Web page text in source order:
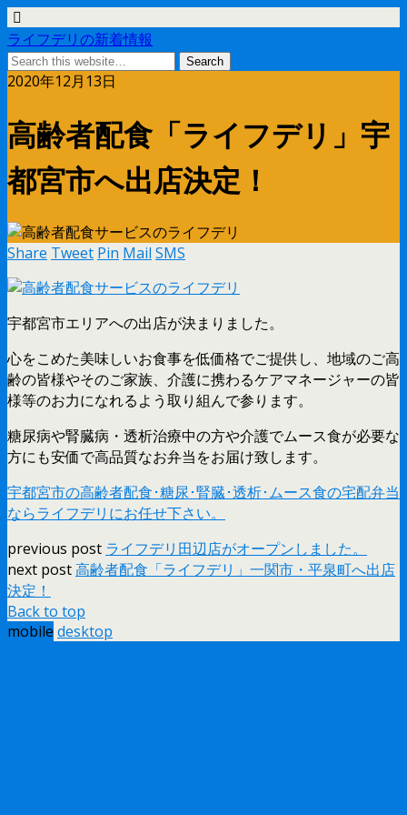
ライフデリの新着情報
2020年12月13日
高齢者配食「ライフデリ」宇
都宮市へ出店決定！
Share Tweet Pin Mail SMS
宇都宮市エリアへの出店が決まりました。
心をこめた美味しいお食事を低価格でご提供し、地域のご高
齢の皆様やそのご家族、介護に携わるケアマネージャーの皆
様等のお力になれるよう取り組んで参ります。
糖尿病や腎臓病・透析治療中の方や介護でムース食が必要な
方にも安価で高品質なお弁当をお届け致します。
宇都宮市の高齢者配食･糖尿･腎臓･透析･ムース食の宅配弁当
ならライフデリにお任せ下さい。
previous post ライフデリ田辺店がオープンしました。
next post高齢者配食「ライフデリ」一関市・平泉町へ出店
決定！
Back to top
mobile desktop